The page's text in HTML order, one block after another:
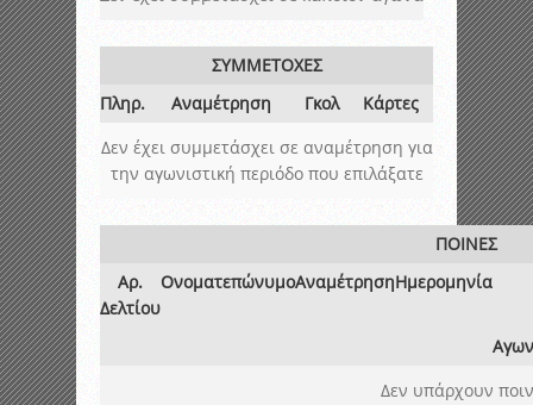
ΣΥΜΜΕΤΟΧΕΣ
Πληρ.
Αναμέτρηση Γκολ
Κάρτες
Δεν έχει συμμετάσχει σε αναμέτρηση για
την αγωνιστική περιόδο που επιλάξατε
ΠΟΙΝΕΣ
Αρ.
Δελτίου
ΟνοματεπώνυμοΑναμέτρησηΗμερομηνία
Δεν υπάρχουν